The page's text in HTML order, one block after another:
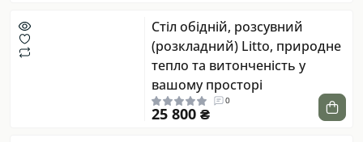
Стіл обідній, розсувний
(розкладний) Litto, природне
тепло та витонченість у
вашому просторі
0
25 800 ₴